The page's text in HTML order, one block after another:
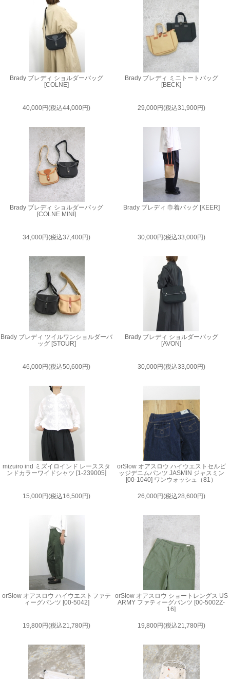
Brady ブレディ ショルダーバッグ
[COLNE]
40,000円(税込44,000円)
Brady ブレディ ミニトートバッグ
[BECK]
29,000円(税込31,900円)
Brady ブレディ ショルダーバッグ
[COLNE MINI]
34,000円(税込37,400円)
Brady ブレディ 巾着バッグ [KEER]
30,000円(税込33,000円)
Brady ブレディ ツイルワンショルダーバ
ッグ [STOUR]
46,000円(税込50,600円)
Brady ブレディ ショルダーバッグ
[AVON]
30,000円(税込33,000円)
mizuiro ind ミズイロインド レーススタ
ンドカラーワイドシャツ [1-239005]
15,000円(税込16,500円)
orSlow オアスロウ ハイウエストセルビ
ッジデニムパンツ JASMIN ジャスミン
[00-1040] ワンウォッシュ（81）
26,000円(税込28,600円)
orSlow オアスロウ ハイウエストファテ
ィーグパンツ [00-5042]
19,800円(税込21,780円)
orSlow オアスロウ ショートレングス US
ARMY ファティーグパンツ [00-5002Z-
16]
19,800円(税込21,780円)